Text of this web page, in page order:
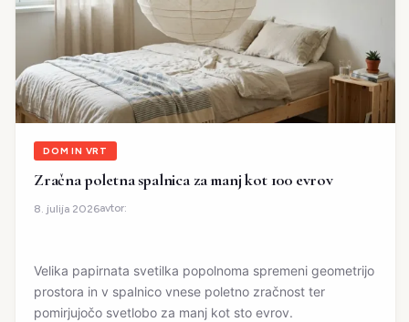
DOM IN VRT
Zračna poletna spalnica za manj kot 100 evrov
8. julija 2026avtor:
Velika papirnata svetilka popolnoma spremeni geometrijo
prostora in v spalnico vnese poletno zračnost ter
pomirjujočo svetlobo za manj kot sto evrov.